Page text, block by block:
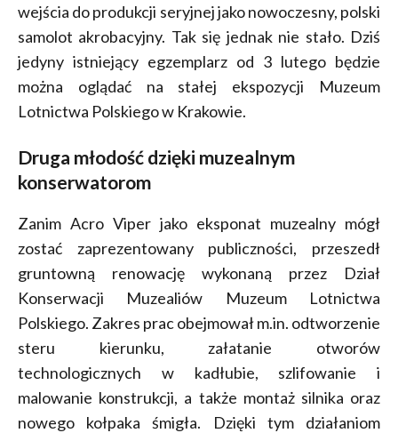
wejścia do produkcji seryjnej jako nowoczesny, polski
samolot akrobacyjny. Tak się jednak nie stało. Dziś
jedyny istniejący egzemplarz od 3 lutego będzie
można oglądać na stałej ekspozycji Muzeum
Lotnictwa Polskiego w Krakowie.
Druga młodość dzięki muzealnym
konserwatorom
Zanim Acro Viper jako eksponat muzealny mógł
zostać zaprezentowany publiczności, przeszedł
gruntowną renowację wykonaną przez Dział
Konserwacji Muzealiów Muzeum Lotnictwa
Polskiego. Zakres prac obejmował m.in. odtworzenie
steru kierunku, załatanie otworów
technologicznych w kadłubie, szlifowanie i
malowanie konstrukcji, a także montaż silnika oraz
nowego kołpaka śmigła. Dzięki tym działaniom